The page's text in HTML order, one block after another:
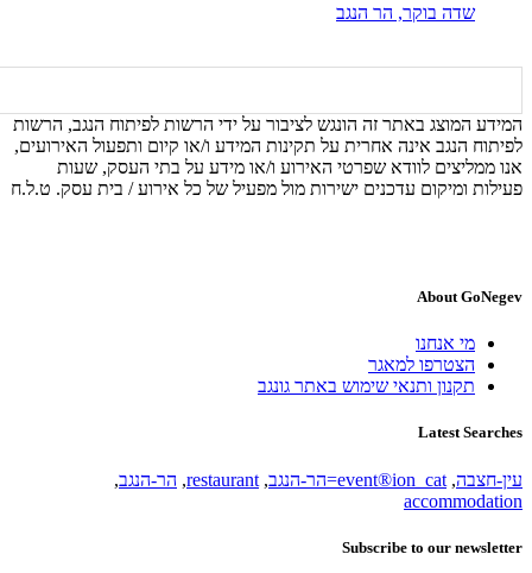
שדה בוקר, הר הנגב
המידע המוצג באתר זה הונגש לציבור על ידי הרשות לפיתוח הנגב, הרשות
לפיתוח הנגב אינה אחרית על תקינות המידע ו/או קיום ותפעול האירועים,
אנו ממליצים לוודא שפרטי האירוע ו/או מידע על בתי העסק, שעות
פעילות ומיקום עדכנים ישירות מול מפעיל של כל אירוע / בית עסק. ט.ל.ח
About GoNegev
מי אנחנו
הצטרפו למאגר
תקנון ותנאי שימוש באתר גונגב
Latest Searches
עין-חצבה, event®ion_cat=הר-הנגב ,
restaurant
, הר-הנגב,
accommodation
Subscribe to our newsletter